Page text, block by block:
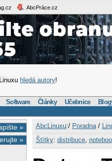
AbcPráce.cz
hledá autory!
Software Články Učebnice
»
»
AbcLinuxu:/ Poradna/
Štítky: distribuce,